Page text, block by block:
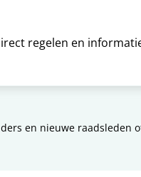
regelen en
en nieuwe raadsleden